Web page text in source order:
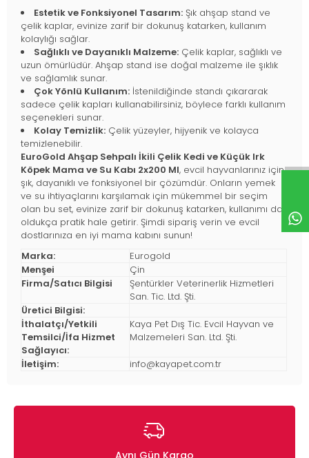
Estetik ve Fonksiyonel Tasarım: Şık ahşap stand ve
çelik kaplar, evinize zarif bir dokunuş katarken, kullanım
kolaylığı sağlar.
Sağlıklı ve Dayanıklı Malzeme: Çelik kaplar, sağlıklı ve
uzun ömürlüdür. Ahşap stand ise doğal malzeme ile şıklık
ve sağlamlık sunar.
Çok Yönlü Kullanım: İstenildiğinde standı çıkararak
sadece çelik kapları kullanabilirsiniz, böylece farklı kullanım
seçenekleri sunar.
Kolay Temizlik: Çelik yüzeyler, hijyenik ve kolayca
temizlenebilir.
EuroGold Ahşap Sehpalı İkili Çelik Kedi ve Küçük Irk
Köpek Mama ve Su Kabı 2x200 Ml, evcil hayvanlarınız için
şık, dayanıklı ve fonksiyonel bir çözümdür. Onların yemek
ve su ihtiyaçlarını karşılamak için mükemmel bir seçim
olan bu set, evinize zarif bir dokunuş katarken, kullanımı da
oldukça pratik hale getirir. Şimdi sipariş verin ve evcil
dostlarınıza en iyi mama kabını sunun!
Marka:
Eurogold
Menşei
Çin
Firma/Satıcı Bilgisi
Şentürkler Veterinerlik Hizmetleri
San. Tic. Ltd. Şti.
Üretici Bilgisi:
İthalatçı/Yetkili
Temsilci/İfa Hizmet
Sağlayıcı:
Kaya Pet Dış Tic. Evcil Hayvan ve
Malzemeleri San. Ltd. Şti.
İletişim: info@kayapet.com.tr
Aynı Gün Kargo